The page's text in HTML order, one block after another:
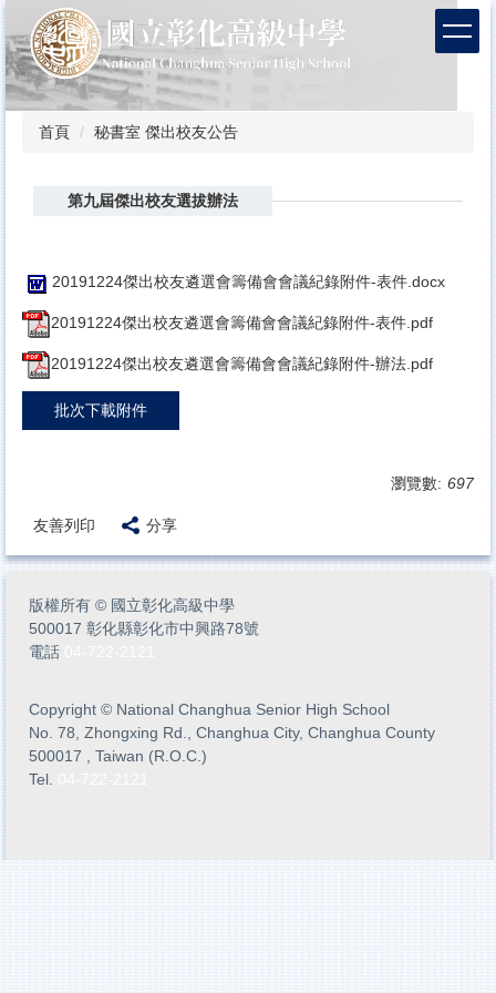
到
主
要
內
首頁 秘書室 傑出校友公告
第九屆傑出校友選拔辦法
20191224傑出校友遴選會籌備會會議紀錄附件-表件.docx
20191224傑出校友遴選會籌備會會議紀錄附件-表件.pdf
20191224傑出校友遴選會籌備會會議紀錄附件-辦法.pdf
批次下載附件
瀏覽數: 697
友善列印 分享
版權所有 © 國立彰化高級中學
500017 彰化縣彰化市中興路78號
電話
Copyright © National Changhua Senior High School
No. 78, Zhongxing Rd., Changhua City, Changhua County
500017 , Taiwan (R.O.C.)
Tel.